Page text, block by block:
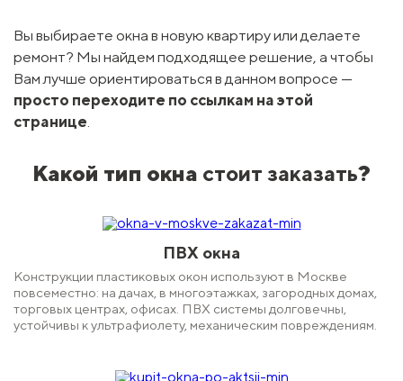
Вы выбираете окна в новую квартиру или делаете
ремонт? Мы найдем подходящее решение, а чтобы
Вам лучше ориентироваться в данном вопросе —
просто переходите по ссылкам на этой
странице.
Какой тип окна стоит заказать?
ПВХ окна
Конструкции пластиковых окон используют в Москве
повсеместно: на дачах, в многоэтажках, загородных домах,
торговых центрах, офисах. ПВХ системы долговечны,
устойчивы к ультрафиолету, механическим повреждениям.